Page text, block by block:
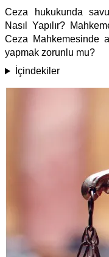
Ceza hukukunda
Nasıl Yapılır?
Ceza Mahkemesinde
yapmak zorunlu mu?
İçindekiler